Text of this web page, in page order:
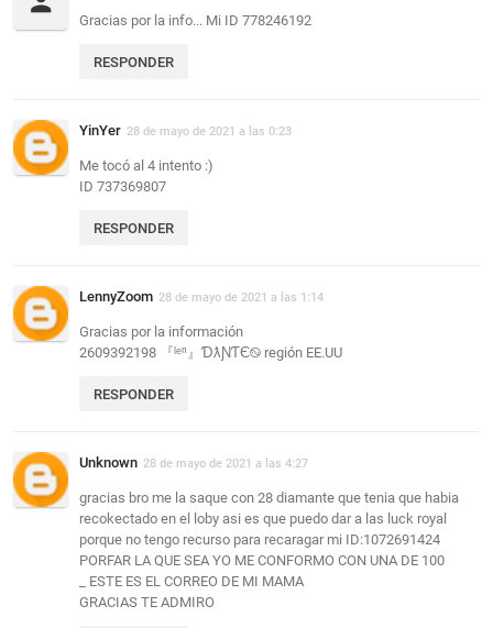
Gracias por la info... Mi ID 778246192
RESPONDER
YinYer 28 de mayo de 2021 a las 0:23
Me tocó al 4 intento :)
ID 737369807
RESPONDER
LennyZoom 28 de mayo de 2021 a las 1:14
Gracias por la información
2609392198 『ˡᵉⁿ』ƊƛƝƬЄ࿊ región EE.UU
RESPONDER
Unknown 28 de mayo de 2021 a las 4:27
gracias bro me la saque con 28 diamante que tenia que habia
recokectado en el loby asi es que puedo dar a las luck royal
porque no tengo recurso para recaragar mi ID:1072691424
PORFAR LA QUE SEA YO ME CONFORMO CON UNA DE 100
_ ESTE ES EL CORREO DE MI MAMA
GRACIAS TE ADMIRO